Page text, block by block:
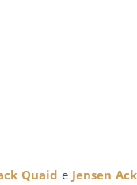
Quaid e Jensen